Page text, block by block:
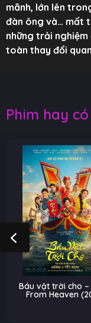
mãnh, lớn lên
đàn ông và… mất
những trải nghiệm
toàn thay đổi
Phim hay
Báu vật trời cho –
From Heaven